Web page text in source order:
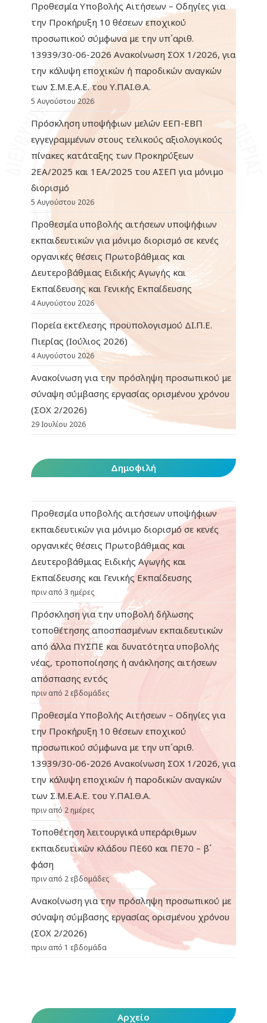
Προθεσμία Υποβολής Αιτήσεων – Οδηγίες για
την Προκήρυξη 10 θέσεων εποχικού
προσωπικού σύμφωνα με την υπ΄αριθ.
13939/30-06-2026 Ανακοίνωση ΣΟΧ 1/2026, για
την κάλυψη εποχικών ή παροδικών αναγκών
των Σ.Μ.Ε.Α.Ε. του Υ.ΠΑΙ.Θ.Α.
5 Αυγούστου 2026
Πρόσκληση υποψήφιων μελών ΕΕΠ-ΕΒΠ
εγγεγραμμένων στους τελικούς αξιολογικούς
πίνακες κατάταξης των Προκηρύξεων
2ΕΑ/2025 και 1ΕΑ/2025 του ΑΣΕΠ για μόνιμο
διορισμό
5 Αυγούστου 2026
Προθεσμία υποβολής αιτήσεων υποψήφιων
εκπαιδευτικών για μόνιμο διορισμό σε κενές
οργανικές θέσεις Πρωτοβάθμιας και
Δευτεροβάθμιας Ειδικής Αγωγής και
Εκπαίδευσης και Γενικής Εκπαίδευσης
4 Αυγούστου 2026
Πορεία εκτέλεσης προϋπολογισμού ΔΙ.Π.Ε.
Πιερίας (Ιούλιος 2026)
4 Αυγούστου 2026
Ανακοίνωση για την πρόσληψη προσωπικού με
σύναψη σύμβασης εργασίας ορισμένου χρόνου
(ΣΟΧ 2/2026)
29 Ιουλίου 2026
Δημοφιλή
Προθεσμία υποβολής αιτήσεων υποψήφιων
εκπαιδευτικών για μόνιμο διορισμό σε κενές
οργανικές θέσεις Πρωτοβάθμιας και
Δευτεροβάθμιας Ειδικής Αγωγής και
Εκπαίδευσης και Γενικής Εκπαίδευσης
πριν από 3 ημέρες
Πρόσκληση για την υποβολή δήλωσης
τοποθέτησης αποσπασμένων εκπαιδευτικών
από άλλα ΠΥΣΠΕ και δυνατότητα υποβολής
νέας, τροποποίησης ή ανάκλησης αιτήσεων
απόσπασης εντός
πριν από 2 εβδομάδες
Προθεσμία Υποβολής Αιτήσεων – Οδηγίες για
την Προκήρυξη 10 θέσεων εποχικού
προσωπικού σύμφωνα με την υπ΄αριθ.
13939/30-06-2026 Ανακοίνωση ΣΟΧ 1/2026, για
την κάλυψη εποχικών ή παροδικών αναγκών
των Σ.Μ.Ε.Α.Ε. του Υ.ΠΑΙ.Θ.Α.
πριν από 2 ημέρες
Τοποθέτηση λειτουργικά υπεράριθμων
εκπαιδευτικών κλάδου ΠΕ60 και ΠΕ70 – β΄
φάση
πριν από 2 εβδομάδες
Ανακοίνωση για την πρόσληψη προσωπικού με
σύναψη σύμβασης εργασίας ορισμένου χρόνου
(ΣΟΧ 2/2026)
πριν από 1 εβδομάδα
Αρχείο